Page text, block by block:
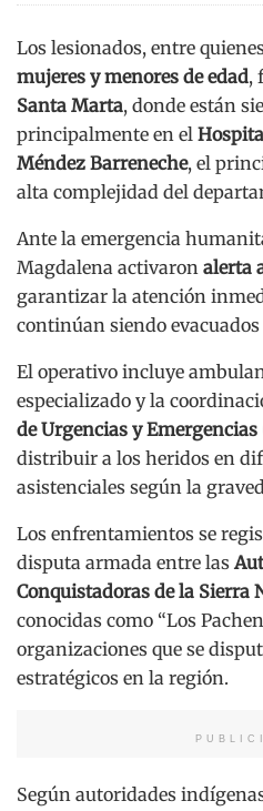
Los lesionados, entre
mujeres y menores de edad,
Santa Marta, donde están
principalmente en el
Méndez Barreneche, el
alta complejidad del
Ante la emergencia
Magdalena activaron alerta
garantizar la atención
continúan siendo evacuados
El operativo incluye
especializado y la
de Urgencias y Emergencias
distribuir a los heridos en
asistenciales según la
Los enfrentamientos se
disputa armada entre las
Conquistadoras de la Sierra
conocidas como “Los
organizaciones que se
estratégicos en la región.
Según autoridades